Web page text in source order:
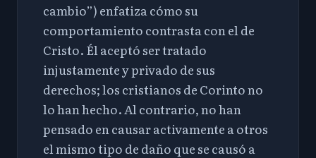
cambio”) enfatiza cómo su
comportamiento contrasta con el de
Cristo. Él aceptó ser tratado
injustamente y privado de sus
derechos; los cristianos de Corinto no
lo han hecho. Al contrario, no han
pensado en causar activamente a otros
el mismo tipo de daño que se causó a